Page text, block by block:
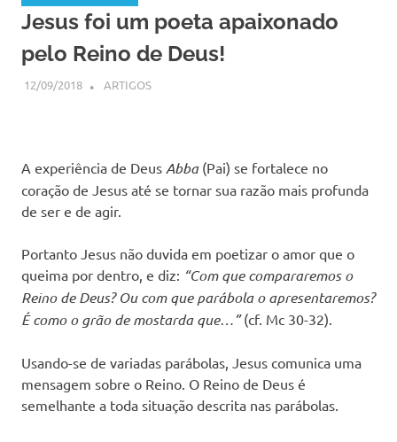
Jesus foi um poeta apaixonado
pelo Reino de Deus!
12/09/2018 SSPS BRASIL
ARTIGOS
A experiência de Deus Abba(Pai) se fortalece no
coração de Jesus até se tornar sua razão mais profunda
de ser e de agir.
Portanto Jesus não duvida em poetizar o amor que o
queima por dentro, e diz: “Com que compararemos o
Reino de Deus?Ou com que parábola o apresentaremos?
É como o grão de mostarda que…”(cf. Mc 30-32).
Usando-se de variadas parábolas, Jesus comunica uma
mensagem sobre o Reino. O Reino de Deus é
semelhante a toda situação descrita nas parábolas.